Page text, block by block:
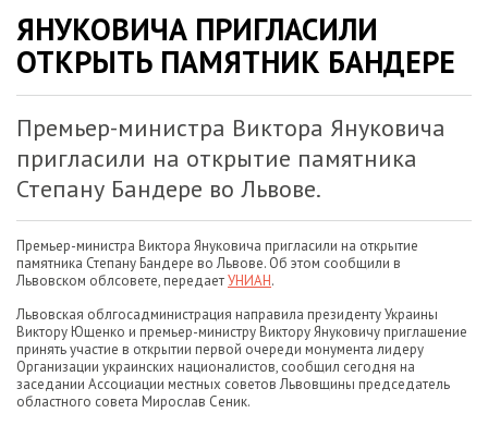
ЯНУКОВИЧА ПРИГЛАСИЛИ
ОТКРЫТЬ ПАМЯТНИК БАНДЕРЕ
Премьер-министра Виктора Януковича
пригласили на открытие памятника
Степану Бандере во Львове.
Премьер-министра Виктора Януковича пригласили на открытие
памятника Степану Бандере во Львове. Об этом сообщили в
Львовском облсовете, передаетУНИАН.
Львовская облгосадминистрация направила президенту Украины
Виктору Ющенко и премьер-министру Виктору Януковичу приглашение
принять участие в открытии первой очереди монумента лидеру
Организации украинских националистов, сообщил сегодня на
заседании Ассоциации местных советов Львовщины председатель
областного совета Мирослав Сеник.